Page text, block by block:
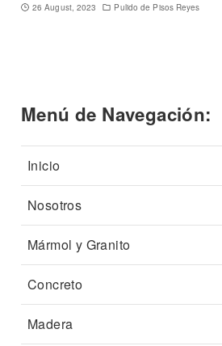
26 August, 2023 Pulido de Pisos Reyes
Menú de Navegación:
Inicio
Nosotros
Mármol y Granito
Concreto
Madera